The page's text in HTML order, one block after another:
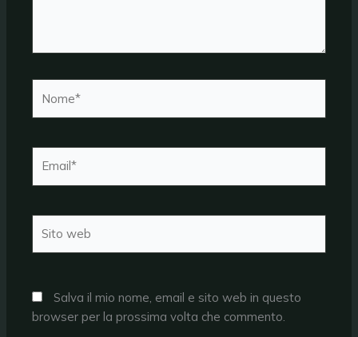
web
Salva il mio nome, email e sito web in questo
browser per la prossima volta che commento.